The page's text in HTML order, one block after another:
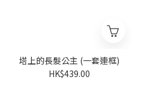
塔上的長髮公主 (一套連框)
HK$439.00